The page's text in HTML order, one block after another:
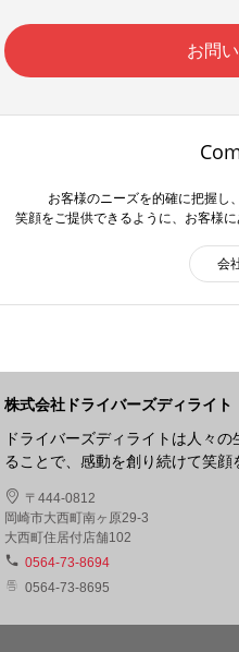
お問
お客様のニーズを的確に把握し
笑顔をご提供できるように、お客様
会
株式会社ドライバーズディライト
ドライバーズディライトは人々
ることで、感動を創り続けて笑顔
〒444-0812
岡崎市大西町南ヶ原29-3
大西町住居付店舗102
0564-73-8694
0564-73-8695